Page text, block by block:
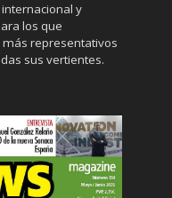
y
los que
representativos
sus vertientes.